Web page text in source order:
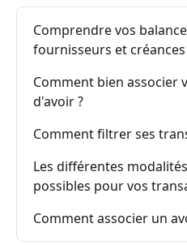
Comprendre vos
fournisseurs et
Comment bien associer
d'avoir ?
Comment filtrer ses
Les différentes
possibles pour vos
Comment associer un